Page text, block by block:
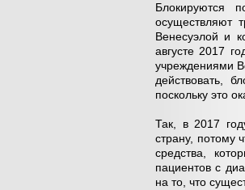
Блокируются
осуществляют
Венесуэлой и
августе 2017
учреждениями
действовать,
поскольку это
Так, в 2017
страну, потому
средства,
пациентов с
на то, что